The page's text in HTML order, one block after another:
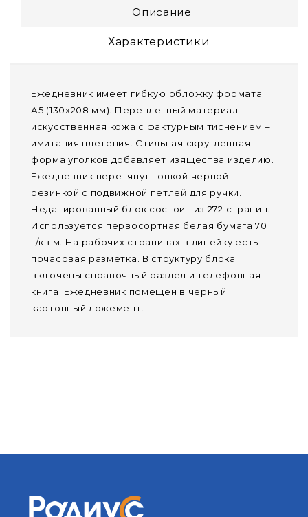
Описание
Характеристики
Ежедневник имеет гибкую обложку формата
А5 (130х208 мм). Переплетный материал –
искусственная кожа с фактурным тиснением –
имитация плетения. Стильная скругленная
форма уголков добавляет изящества изделию.
Ежедневник перетянут тонкой черной
резинкой с подвижной петлей для ручки.
Недатированный блок состоит из 272 страниц.
Используется первосортная белая бумага 70
г/кв м. На рабочих страницах в линейку есть
почасовая разметка. В структуру блока
включены справочный раздел и телефонная
книга. Ежедневник помещен в черный
картонный ложемент.